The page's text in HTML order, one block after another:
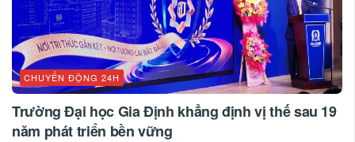
CHUYỂN ĐỘNG 24H
Trường Đại học Gia Định khẳng định vị thế sau 19
năm phát triển bền vững